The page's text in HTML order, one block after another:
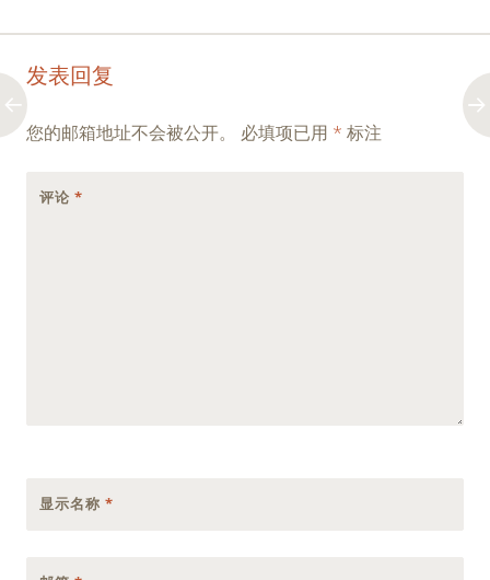
Post
navigation
发表回复
您的邮箱地址不会被公开。 必填项已用 * 标注
评论 *
显示名称 *